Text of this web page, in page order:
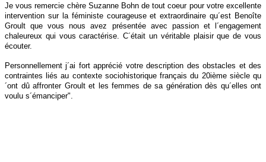
Je vous remercie chère Suzanne Bohn de tout coeur pour votre excellente
intervention sur la féministe courageuse et extraordinaire qu´est Benoîte
Groult que vous nous avez présentée avec passion et l´engagement
chaleureux qui vous caractérise. C´était un véritable plaisir que de vous
écouter.
Personnellement j´ai fort apprécié votre description des obstacles et des
contraintes liés au contexte sociohistorique français du 20ième siècle qu
´ont dû affronter Groult et les femmes de sa génération dès qu´elles ont
voulu s´émanciper".